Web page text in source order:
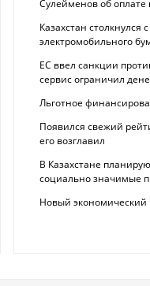
Сулейменов об оплате
Казахстан столкнулся
электромобильного
ЕС ввел санкции
сервис ограничил
Льготное
Появился свежий
его возглавил
В Казахстане
социально значимые
Новый экономический